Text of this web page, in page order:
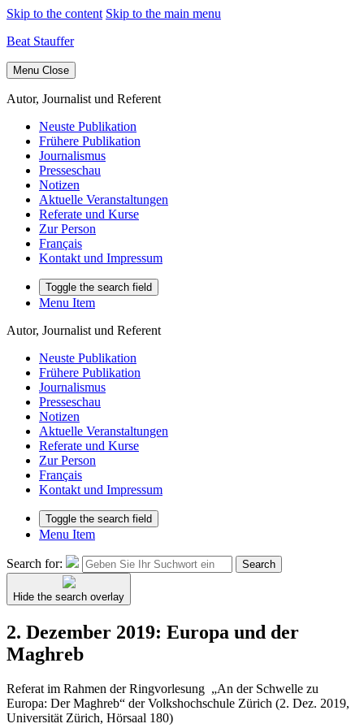
Skip to the content Skip to the main menu
Beat Stauffer
Menu Close
Autor, Journalist und Referent
Neuste Publikation
Frühere Publikation
Journalismus
Presseschau
Notizen
Aktuelle Veranstaltungen
Referate und Kurse
Zur Person
Français
Kontakt und Impressum
Toggle the search field
Menu Item
Autor, Journalist und Referent
Neuste Publikation
Frühere Publikation
Journalismus
Presseschau
Notizen
Aktuelle Veranstaltungen
Referate und Kurse
Zur Person
Français
Kontakt und Impressum
Toggle the search field
Menu Item
Search for: Search
Hide the search overlay
2. Dezember 2019: Europa und der
Maghreb
Referat im Rahmen der Ringvorlesung „An der Schwelle zu
Europa: Der Maghreb“ der Volkshochschule Zürich (2. Dez. 2019,
Universität Zürich, Hörsaal 180)